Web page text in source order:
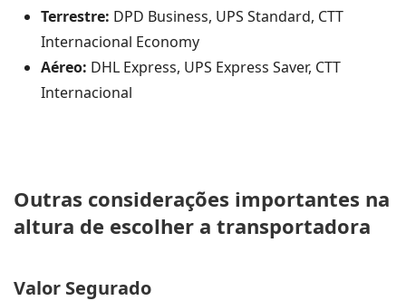
Terrestre: DPD Business, UPS Standard, CTT
Internacional Economy
Aéreo: DHL Express, UPS Express Saver, CTT
Internacional
Outras considerações importantes na
altura de escolher a transportadora
Valor Segurado